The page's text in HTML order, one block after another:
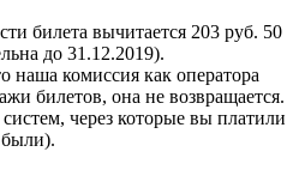
билета вычитается 203 руб. 50
до 31.12.2019).
комиссия как оператора
билетов, она не возвращается.
через которые вы платили
были).